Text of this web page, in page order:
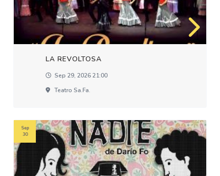
LA REVOLTOSA
Sep 29, 2026 21:00
Teatro Sa.fa.
Sep
30